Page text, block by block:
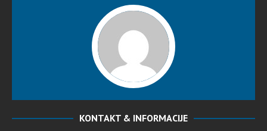
KONTAKT & INFORMACIJE